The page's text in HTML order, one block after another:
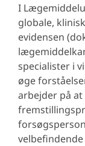
I
globale,
evidensen
specialister i
øge
arbejder på